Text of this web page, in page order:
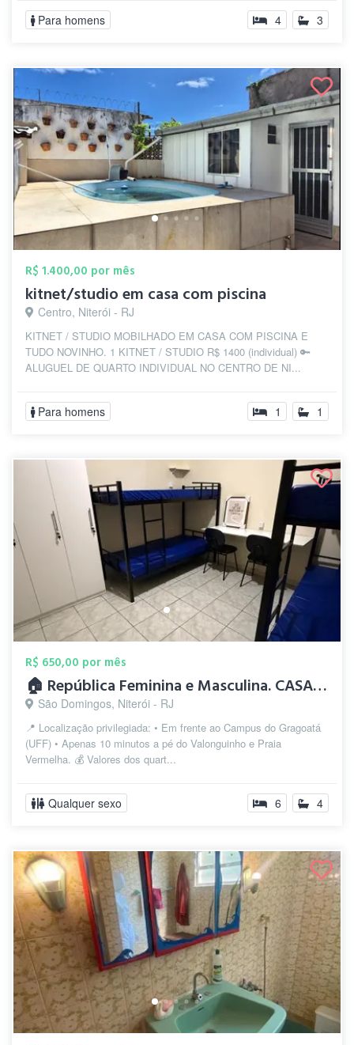
Para homens 4 3
R$ 1.400,00 por mês
kitnet/studio em casa com piscina
Centro, Niterói - RJ
KITNET / STUDIO MOBILHADO EM CASA COM PISCINA E
TUDO NOVINHO. 1 KITNET / STUDIO R$ 1400 (individual) 🔑
ALUGUEL DE QUARTO INDIVIDUAL NO CENTRO DE NI...
Para homens 1 1
R$ 650,00 por mês
🏠 República Feminina e Masculina. CASAS...
São Domingos, Niterói - RJ
📍 Localização privilegiada: • Em frente ao Campus do Gragoatá
(UFF) • Apenas 10 minutos a pé do Valonguinho e Praia
Vermelha. 💰 Valores dos quart...
Qualquer sexo 6 4